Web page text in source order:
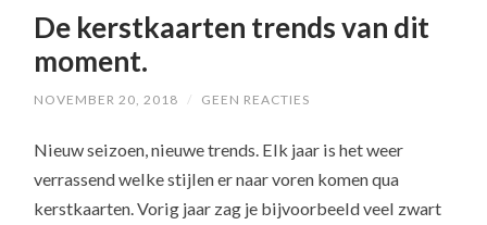
De kerstkaarten trends van dit
moment.
NOVEMBER 20, 2018 / GEEN REACTIES
Nieuw seizoen, nieuwe trends. Elk jaar is het weer
verrassend welke stijlen er naar voren komen qua
kerstkaarten. Vorig jaar zag je bijvoorbeeld veel zwart